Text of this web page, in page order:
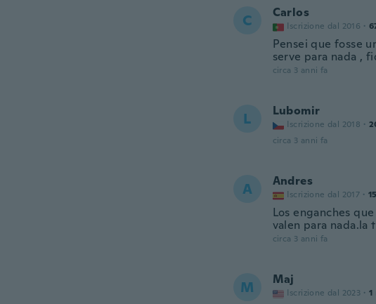
C Carlos
Iscrizione dal 2016 ·
Pensei que fosse
serve para nada ,
circa 3 anni fa
L Lubomir
Iscrizione dal 2018 ·
circa 3 anni fa
A Andres
Iscrizione dal 2017 ·
Los enganches
valen para nada.la
circa 3 anni fa
M Maj
Iscrizione dal 2023 · 1